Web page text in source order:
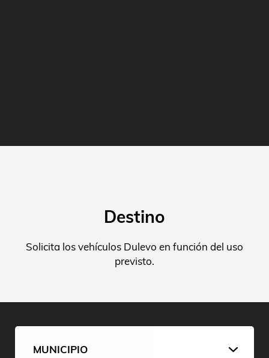
Destino
Solicita los vehículos Dulevo en función del uso
previsto.
MUNICIPIO